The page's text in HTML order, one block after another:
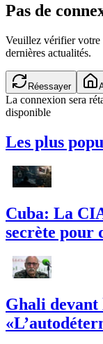
Pas de
Veuillez vérifier votre
dernières actualités.
Réessayer
La connexion sera
disponible
Les plus
Cuba: La
secrète pour
Ghali devant